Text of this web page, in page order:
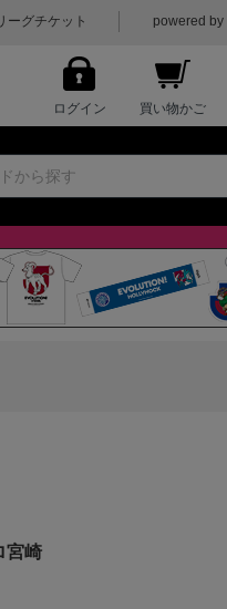
ーグチケット powered by
ログイン 買い物かご
宮崎